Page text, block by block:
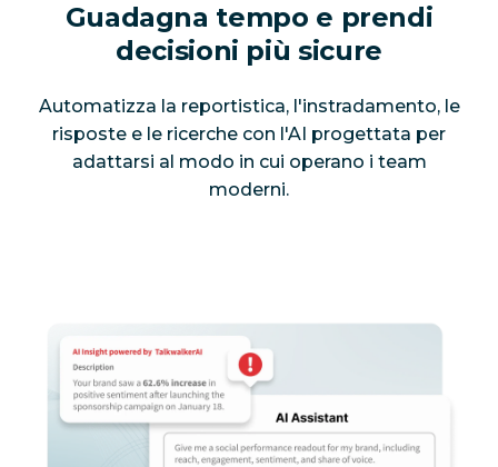
Guadagna tempo e prendi
decisioni più sicure
Automatizza la reportistica, l'instradamento, le
risposte e le ricerche con l'AI progettata per
adattarsi al modo in cui operano i team
moderni.